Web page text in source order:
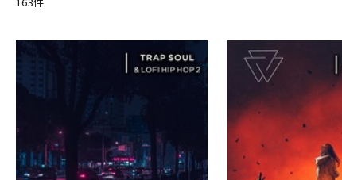
キーボード 電子ピアノ
DTM